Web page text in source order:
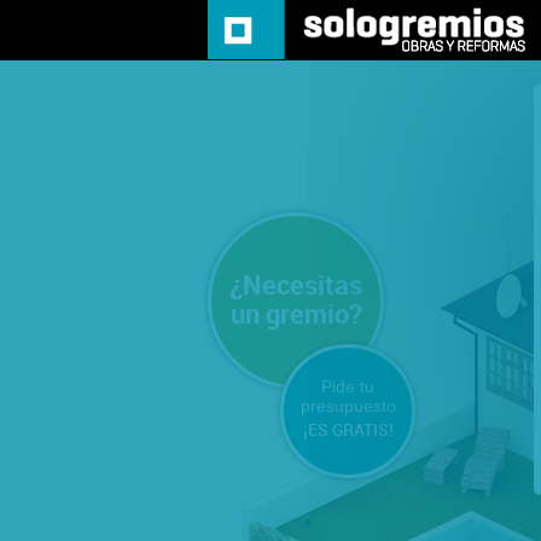
¿Necesitas
un gremio?
Pide tu
presupuesto
¡ES GRATIS!